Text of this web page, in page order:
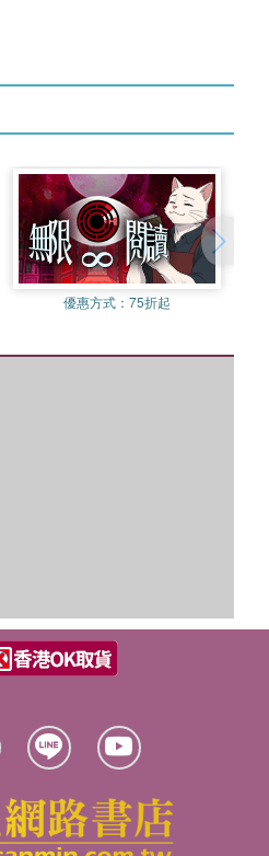
優惠方式：75折起